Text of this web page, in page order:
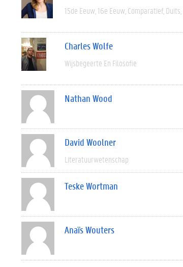
15de Eeuw 16e Eeuw Comparatief Duits
Charles Wolfe
Wijsbegeerte En Filosofie
Nathan Wood
David Woolner
Literatuurwetenschap
Teske Wortman
Anaïs Wouters